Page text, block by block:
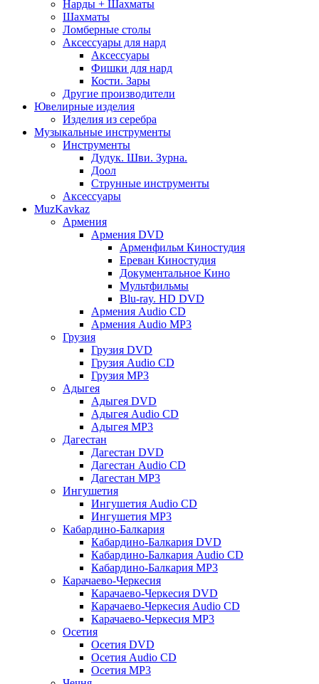
Нарды + Шахматы
Шахматы
Ломберные столы
Аксессуары для нард
Аксессуары
Фишки для нард
Кости. Зары
Другие производители
Ювелирные изделия
Изделия из серебра
Музыкальные инструменты
Инструменты
Дудук. Шви. Зурна.
Доол
Струнные инструменты
Аксессуары
MuzKavkaz
Армения
Армения DVD
Арменфильм Киностудия
Ереван Киностудия
Документальное Кино
Мультфильмы
Blu-ray. HD DVD
Армения Audio CD
Армения Audio MP3
Грузия
Грузия DVD
Грузия Audio CD
Грузия MP3
Адыгея
Адыгея DVD
Адыгея Audio CD
Адыгея MP3
Дагестан
Дагестан DVD
Дагестан Audio CD
Дагестан MP3
Ингушетия
Ингушетия Audio CD
Ингушетия MP3
Кабардино-Балкария
Кабардино-Балкария DVD
Кабардино-Балкария Audio CD
Кабардино-Балкария MP3
Карачаево-Черкесия
Карачаево-Черкесия DVD
Карачаево-Черкесия Audio CD
Карачаево-Черкесия MP3
Осетия
Осетия DVD
Осетия Audio CD
Осетия MP3